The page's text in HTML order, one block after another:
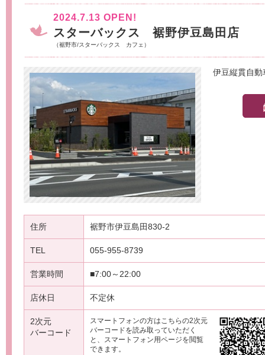
2024.7.13 OPEN!
スターバックス 裾野伊豆島田店
（裾野市/スターバックス カフェ）
伊豆縦貫自
住所 裾野市伊豆島田830-2
TEL 055-955-8739
営業時間 ■7:00～22:00
店休日 不定休
2次元
バーコード
スマートフォンの方はこちらの2次元
バーコードを読み取っていただく
と、スマートフォン用ページを閲覧
できます。